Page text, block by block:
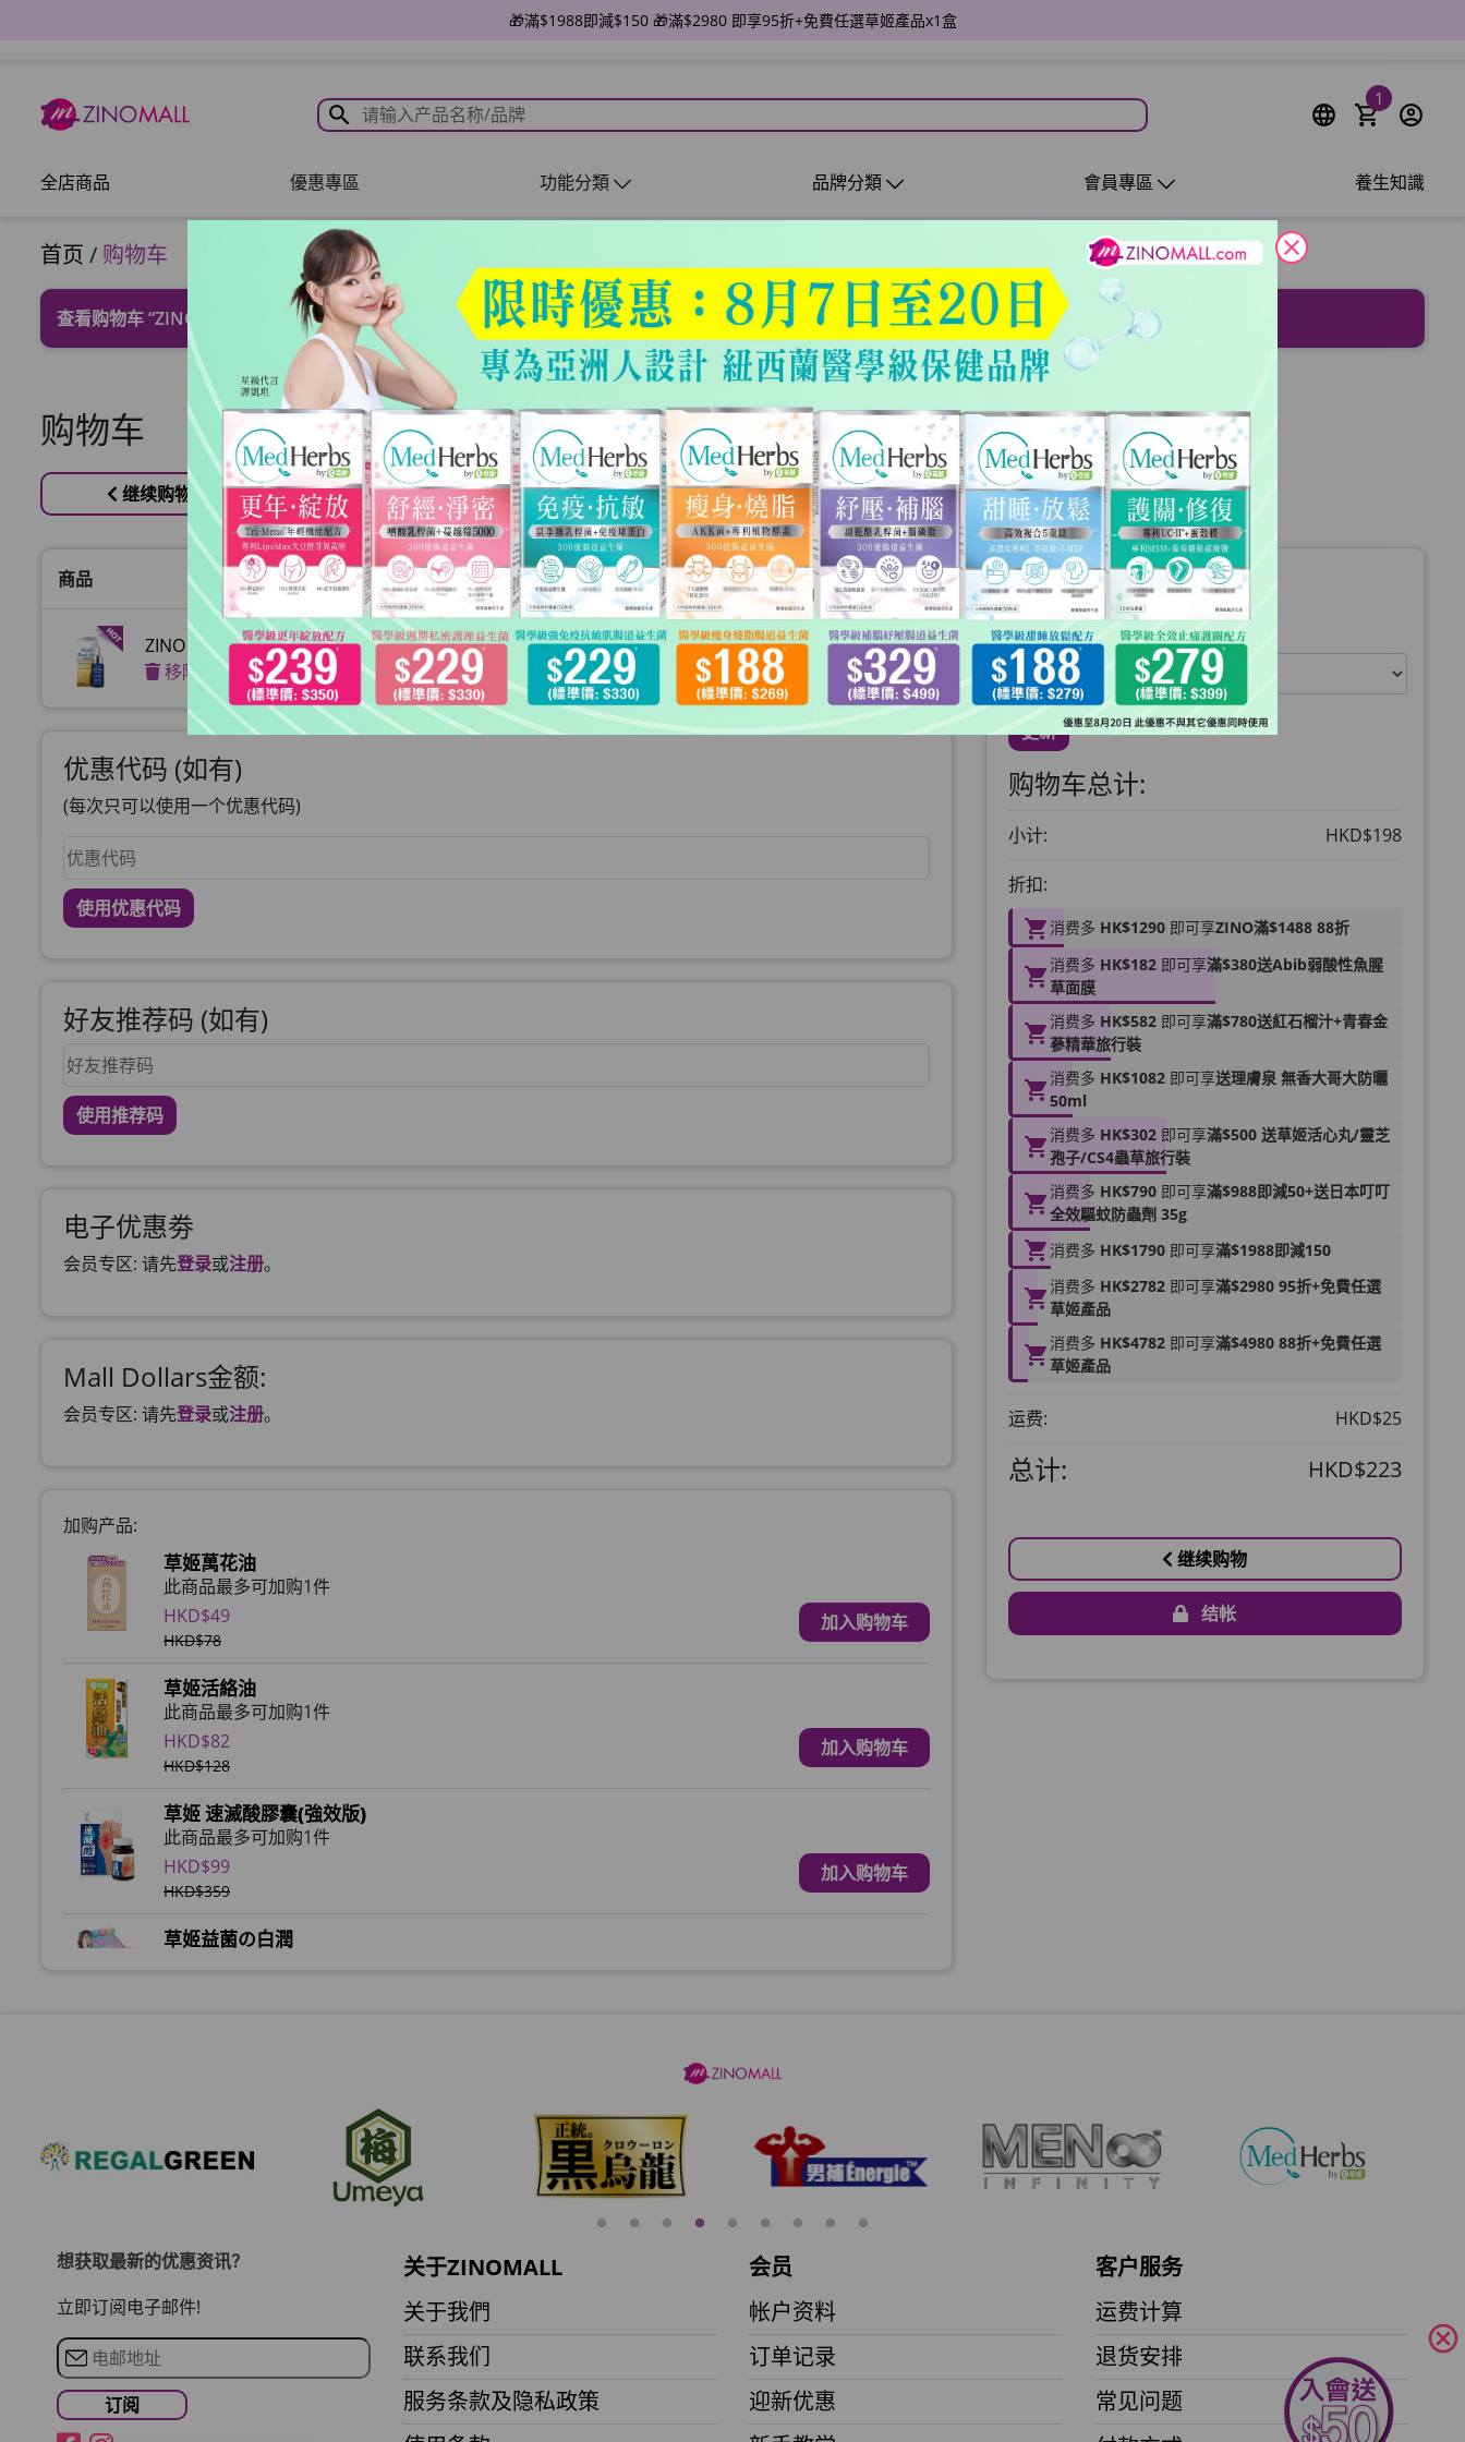
🎁滿$1988即減$150 🎁滿$2980 即享95折+免費任選草姬產品x1盒
1
全店商品 優惠專區 功能分類 品牌分類 會員專區 養生知識
首页 / 购物车
查看购物车“ZINO 激白淡斑精華” has been added to your cart.
购物车
继续购物 结帐
商品 价格 数量 小计
ZINO 激白淡斑精華
移除
HKD$198 HKD$198
优惠代码 (如有)
(每次只可以使用一个优惠代码)
使用优惠代码
好友推荐码 (如有)
使用推荐码
电子优惠劵
会员专区: 请先登录或注册。
Mall Dollars金额:
会员专区: 请先登录或注册。
加购产品:
草姬萬花油
此商品最多可加购1件
HKD$49
HKD$78
加入购物车
草姬活絡油
此商品最多可加购1件
HKD$82
HKD$128
加入购物车
草姬 速滅酸膠囊(強效版)
此商品最多可加购1件
HKD$99
HKD$359
加入购物车
草姬益菌の白潤
男補精力丸5:1 (到期日2028年1月)
HKD$449
理膚泉 無香大哥大防曬 50ml (2027年4月)
HKD$145
加入购物车
Round Lab 白樺樹水份防曬霜 50ml (到期日2027年2月)
运送地区:
暫時未能提供寄往美國服務
更新
购物车总计:
小计: HKD$198
折扣:
消费多 HK$1290即可享ZINO滿$1488 88折
消费多 HK$182即可享滿$380送Abib弱酸性魚腥
草面膜
消费多 HK$582即可享滿$780送紅石榴汁+青春金
蔘精華旅行裝
消费多 HK$1082即可享送理膚泉 無香大哥大防曬
50ml
消费多 HK$302即可享滿$500 送草姬活心丸/靈芝
孢子/CS4蟲草旅行裝
消费多 HK$790即可享滿$988即減50+送日本叮叮
全效驅蚊防蟲劑 35g
消费多 HK$1790即可享滿$1988即減150
消费多 HK$2782即可享滿$2980 95折+免費任選
草姬產品
消费多 HK$4782即可享滿$4980 88折+免費任選
草姬產品
运费: HKD$25
总计: HKD$223
继续购物
结帐
想获取最新的优惠资讯？
立即订阅电子邮件!
关于ZINOMALL
关于我們
联系我们
服务条款及隐私政策
会员
帐户资料
订单记录
迎新优惠
客户服务
运费计算
退货安排
常见问题
close
cancel